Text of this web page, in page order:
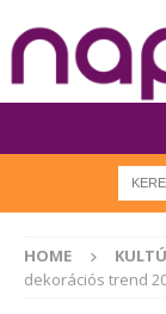
HOME
dekorációs trend